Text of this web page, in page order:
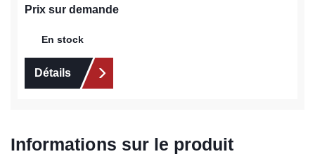
Prix sur demande
En stock
Détails
Informations sur le produit